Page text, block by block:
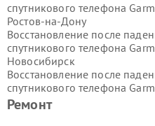
Ремонт
спутникового телефона
Ростов-на-Дону
Восстановление после
спутникового телефона
Новосибирск
Восстановление после
спутникового телефона
Екатеринбург
Восстановление после